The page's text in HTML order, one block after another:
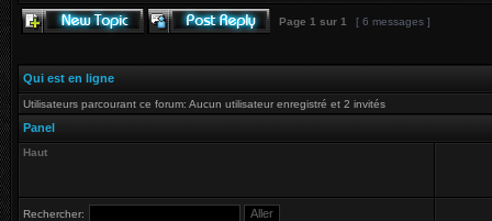
Page 1 sur 1 [ 6 messages ]
Qui est en ligne
Utilisateurs parcourant ce forum: Aucun utilisateur enregistré et 2 invités
Panel
Haut
Rechercher: